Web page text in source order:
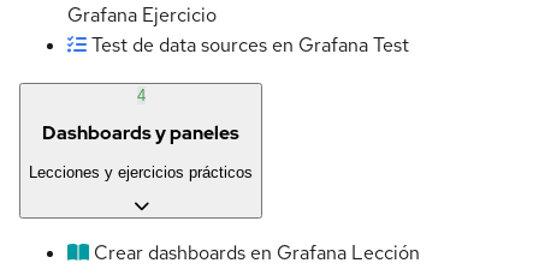
Grafana Ejercicio
Test de data sources en GrafanaTest
4
Dashboards y paneles
Lecciones y ejercicios prácticos
Crear dashboards en Grafana Lección